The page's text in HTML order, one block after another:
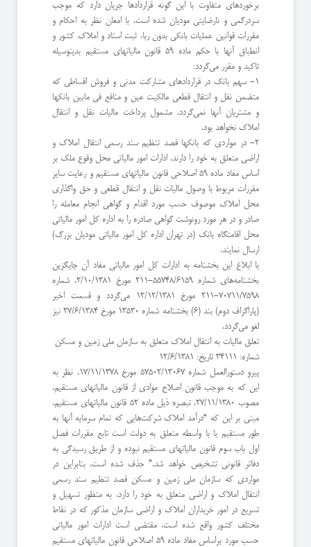
برخوردهای متفاوت با این گونه قراردادها جریان دارد که موجب
سردرگمی و نارضایتی مودیان شده است. با امعان نظر به احکام و
مقررات قوانین عملیات بانکی بدون ربا، ثبت اسناد و املاک کشور و
انطباق آنها با حکم ماده 59 قانون مالیاتهای مستقیم بدینوسیله
تاکید و مقرر می‌گردد:
۱- سهم بانک در قراردادهای مشارکت مدنی و فروش اقساطی که
متضمن نقل و انتقال قطعی مالکیت عین و منافع فی مابین بانکها
و مشتریان آنها نمی‌گردد، ‌مشمول پرداخت مالیات نقل و انتقال
املاک نخواهد بود.
۲- در مواردی که بانکها قصد تنظیم سند رسمی انتقال املاک و
اراضی متعلق به خود را دارند، ادارات امور مالیاتی محل وقوع ملک بر
اساس مفاد ماده 59 اصلاحی قانون مالیاتهای مستقیم و رعایت سایر
مقررات مربوط با وصول مالیات نقل و انتقال قطعی و حق واگذاری
محل املاک موصوف حسب مورد اقدام و گواهی انجام معامله را
صادر و در هر مورد رونوشت گواهی صادره را به اداره کل امور مالیاتی
محل اقامتگاه بانک (‌در تهران اداره کل امور مالیاتی مودیان بزرگ)
ارسال نمایند.
با ابلاغ این بخشنامه به ادارات کل امور مالیاتی مفاد آن جایگزین
بخشنامه‌های شماره 55748/6159-211 مورخ 2/10/1381، شماره
70711/7598-211 مورخ 12/12/1381 می‌گردد و قسمت اخیر
(پاراگراف دوم) بند (6) بخشنامه شماره 13530 مورخ 27/6/1384 نیز
لغو می‌گردد.
تعلق مالیات به انتقال املاک متعلق به سازمان ملی زمین و مسکن
شماره: 34111 تاریخ: 12/6/1381
پیرو دستورالعمل شماره 57502/13067 مورخ 17/11/1378، نظر به
این که به موجب قانون اصلاح موادی از قانون مالیاتهای مستقیم،
مصوب 27/11/1380، تبصره ذیل ماده 52 قانون مالیاتهای مستقیم،
مبنی بر این که “‌درآمد املاک شرکت‌هایی که تمام سرمایه آنها به
طور مستقیم یا با واسطه متعلق به دولت است تابع مقررات فصل
اول باب سوم قانون مالیاتهای مستقیم نبوده و از طریق رسیدگی به
دفاتر قانونی تشخیص خواهد شد.” حذف شده است، بنابراین در
مواردی که سازمان ملی زمین و مسکن قصد تنظیم سند رسمی
انتقال املاک و اراضی متعلق به خود را دارد، به منظور تسهیل و
تسریع در امور خریداران املاک و اراضی سازمان مذکور که در نقاط
مختلف کشور واقع شده است، مقتضی است ادارات امور مالیاتی
حسب مورد براساس مفاد ماده 59 اصلاحی قانون مالیاتهای مستقیم